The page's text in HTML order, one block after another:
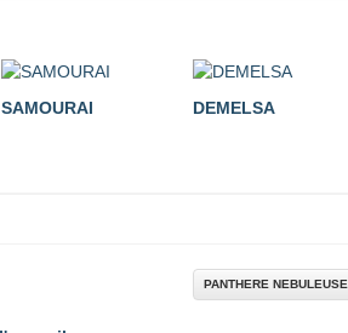
SAMOURAI DEMELSA
PANTHERE NEBULEUSE